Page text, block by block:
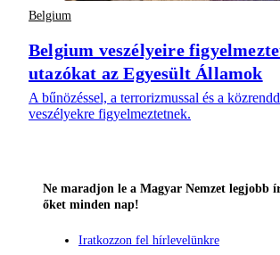
Belgium
Belgium veszélyeire
utazókat az Egyesült Államok
A bűnözéssel, a terrorizmussal és a
veszélyekre figyelmeztetnek.
Ne maradjon le a Magyar Nemzet legjobb
őket minden nap!
Iratkozzon fel hírlevelünkre